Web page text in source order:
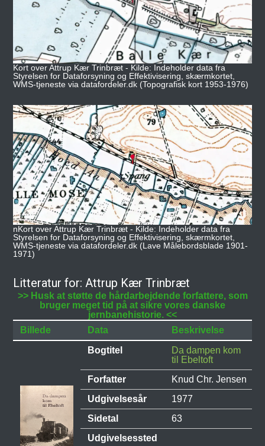
Kort over Attrup Kær Trinbræt - Kilde: Indeholder data fra
Styrelsen for Dataforsyning og Effektivisering, skærmkortet,
WMS-tjeneste via datafordeler.dk (Topografisk kort 1953-1976)
nKort over Attrup Kær Trinbræt - Kilde: Indeholder data fra
Styrelsen for Dataforsyning og Effektivisering, skærmkortet,
WMS-tjeneste via datafordeler.dk (Lave Målebordsblade 1901-
1971)
Litteratur for: Attrup Kær Trinbræt
>> Husk at støtte de hårdarbejdende forfattere, som
bruger meget tid på at sikre vores danske
jernbanehistorie. <<
Billede
Data
Beskrivelse
Bogtitel
Da dampen kom
til Ebeltoft
Forfatter
Knud Chr. Jensen
Udgivelsesår
1977
Sidetal
63
Udgivelsessted